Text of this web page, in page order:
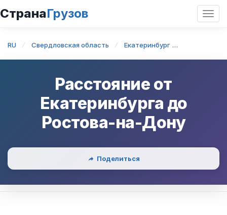
СтранаГрузов
RU Свердловская область Екатеринбург
Расстояние от
Екатеринбурга до
Ростова-на-Дону
Поделиться